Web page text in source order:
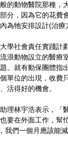
的動物醫院那種，
分，因為它的花費
為牠安排設計(治療
學社會責任實踐計
浪動物設立的醫療
。就有動保團體指
單位的出現，收費
活得好的機會。
理林宇浩表示，「
要在外面工作，幫
我們一個月應該能